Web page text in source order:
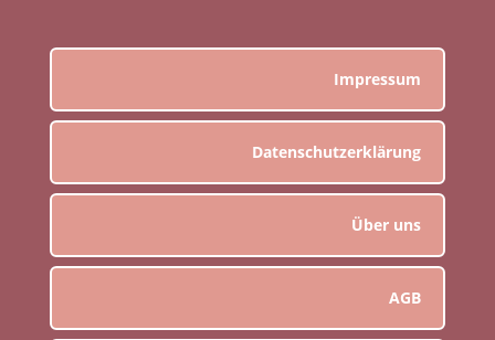
Impressum
Datenschutzerklärung
Über uns
AGB